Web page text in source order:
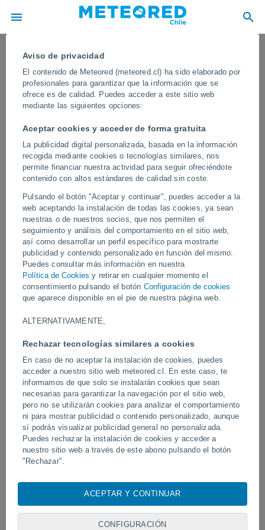
Aviso de privacidad
El contenido de Meteored (meteored.cl) ha sido elaborado por
profesionales para garantizar que la información que se
ofrece es de calidad. Puedes acceder a este sitio web
mediante las siguientes opciones:
Aceptar cookies y acceder de forma gratuita
La publicidad digital personalizada, basada en la información
recogida mediante cookies o tecnologías similares, nos
permite financiar nuestra actividad para seguir ofreciéndote
contenido con altos estándares de calidad sin coste.
Pulsando el botón "Aceptar y continuar", puedes acceder a la
web aceptando la instalación de todas las cookies, ya sean
nuestras o de nuestros socios, que nos permiten el
seguimiento y análisis del comportamiento en el sitio web,
así como desarrollar un perfil específico para mostrarte
publicidad y contenido personalizado en función del mismo.
Puedes consultar más información en nuestra
Política de Cookies y retirar en cualquier momento el
consentimiento pulsando el botón Configuración de cookies
que aparece disponible en el pie de nuestra página web.
ALTERNATIVAMENTE,
Rechazar tecnologías similares a cookies
En caso de no aceptar la instalación de cookies, puedes
acceder a nuestro sitio web meteored.cl. En este caso, te
informamos de que solo se instalarán cookies que sean
necesarias para garantizar la navegación por el sitio web,
pero no se utilizarán cookies para analizar el comportamiento
ni para mostrar publicidad o contenido personalizado, aunque
sí podrás visualizar publicidad general no personalizada.
Puedes rechazar la instalación de cookies y acceder a
nuestro sitio web a través de este abono pulsando el botón
"Rechazar".
cookies, identificadores únicos o tecnologías similares para
visita en este sitio web, las direcciones IP y los
identificadores de cookies. Es posible que algunos
ACEPTAR Y CONTINUAR
CONFIGURACIÓN
Vientos extremos de más de 120 km/h
azotan Ciudad del Cabo, Sudáfrica
En las últimas horas se han producido lluvias muy intensas y
ráfagas de viento huracanadas en varias poblaciones de la
provincia del Cabo Occidental, con grandes desperfectos
materiales y diversos heridos.
Vídeos
Un enorme diablo de polvo fue
avistado en Zapponeta, Italia
Tornados y lluvias
Pelotas, Brasil.
Síguenos